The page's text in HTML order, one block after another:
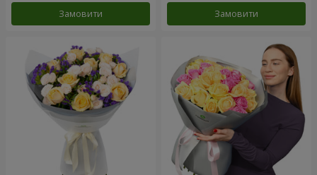
Замовити Замовити